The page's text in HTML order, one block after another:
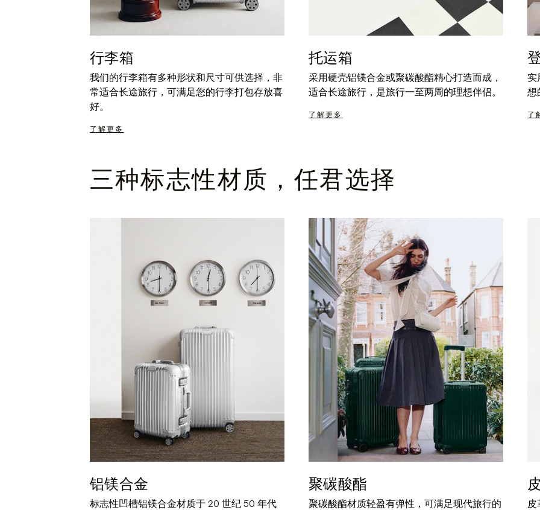
行李箱
我们的行李箱有多种形状和尺寸可供选择，非
常适合长途旅行，可满足您的行李打包存放喜
好。
了解更多
托运箱
采用硬壳铝镁合金或聚碳酸酯精心打造而成，
适合长途旅行，是旅行一至两周的理想伴侣。
了解更多
实
想
了
三种标志性材质，任君选择
铝镁合金
标志性凹槽铝镁合金材质于 20 世纪 50 年代
聚碳酸酯
聚碳酸酯材质轻盈有弹性，可满足现代旅行的
皮